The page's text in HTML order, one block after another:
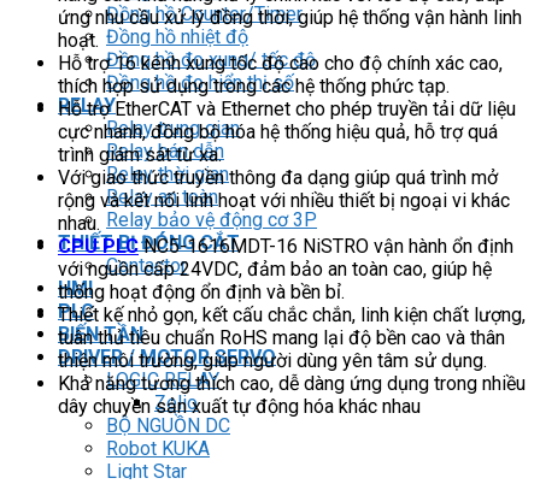
Đồng hồ Counter/Timer
Đồng hồ nhiệt độ
Đồng hồ đo xung/ tốc độ
Đồng hồ đo hiển thị số
RELAY
Relay trung gian
Relay bán dẫn
Relay thời gian
Relay an toàn
Relay bảo vệ động cơ 3P
THIẾT BỊ ĐÓNG CẮT
Contactor
HMI
PLC
BIẾN TẦN
DRIVER / MOTOR SERVO
LOGIC RELAY
Zelio
BỘ NGUỒN DC
Robot KUKA
Light Star
ứng nhu cầu xử lý đồng thời, giúp hệ thống vận hành linh
hoạt.
Hỗ trợ 16 kênh xung tốc độ cao cho độ chính xác cao,
thích hợp sử dụng trong các hệ thống phức tạp.
Hỗ trợ EtherCAT và Ethernet cho phép truyền tải dữ liệu
cực nhanh, đồng bộ hóa hệ thống hiệu quả, hỗ trợ quá
trình giám sát từ xa.
Với giao thức truyền thông đa dạng giúp quá trình mở
rộng và kết nối linh hoạt với nhiều thiết bị ngoại vi khác
nhau.
CPU PLCNC5-1616MDT-16 NiSTRO vận hành ổn định
với nguồn cấp 24VDC, đảm bảo an toàn cao, giúp hệ
thống hoạt động ổn định và bền bỉ.
Thiết kế nhỏ gọn, kết cấu chắc chắn, linh kiện chất lượng,
tuân thủ tiêu chuẩn RoHS mang lại độ bền cao và thân
thiện môi trường, giúp người dùng yên tâm sử dụng.
Khả năng tương thích cao, dễ dàng ứng dụng trong nhiều
dây chuyền sản xuất tự động hóa khác nhau